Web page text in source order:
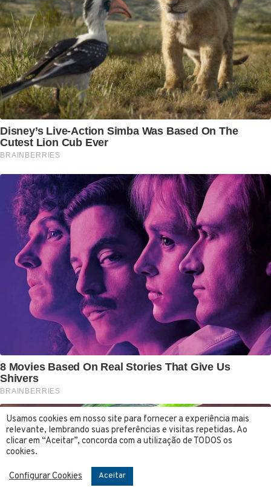
Usamos cookies em nosso site para fornecer a experiência mais
relevante, lembrando suas preferências e visitas repetidas. Ao
clicar em “Aceitar”, concorda com a utilização de TODOS os
cookies.
Configurar Cookies Aceitar